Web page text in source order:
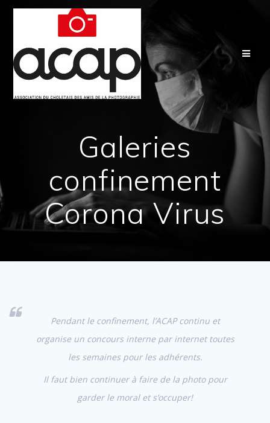
Passer
contenu
Galeries
confinement
Corona Virus
Pendant le confinement, l’ACAP continu et
organise un concours interne par internet toutes
les semaines pour les adhérents.
Il faut bien continuer à faire de la photo pour
garder le moral et s’occuper!